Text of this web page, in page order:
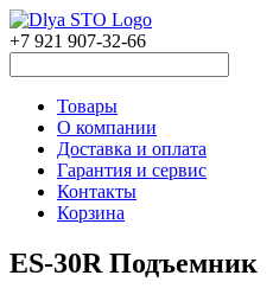
+7 921 907-32-66
Товары
О компании
Доставка и оплата
Гарантия и сервис
Контакты
Корзина
ES-30R Подъемник